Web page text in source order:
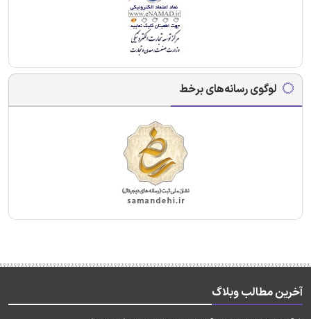
لوگوی رسانه‌های برخط
آخرین مطالب وبلاگ